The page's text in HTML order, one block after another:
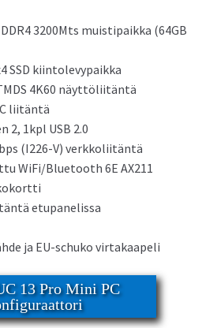
3200Mts muistipaikka (64GB
SSD kiintolevypaikka
4K60 näyttöliitäntä
liitäntä
2, 1kpl USB 2.0
(I226-V) verkkoliitäntä
WiFi/Bluetooth 6E AX211
etupanelissa
ja EU-schuko virtakaapeli
13 Pro Mini PC